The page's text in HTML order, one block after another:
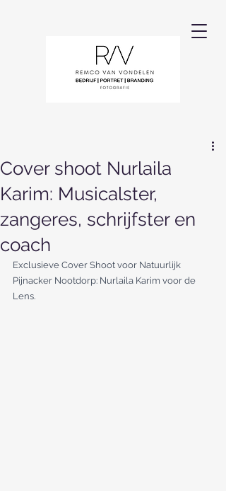
Cover shoot Nurlaila
Karim: Musicalster,
zangeres, schrijfster en
coach
Exclusieve Cover Shoot voor Natuurlijk
Pijnacker Nootdorp: Nurlaila Karim voor de
Lens.